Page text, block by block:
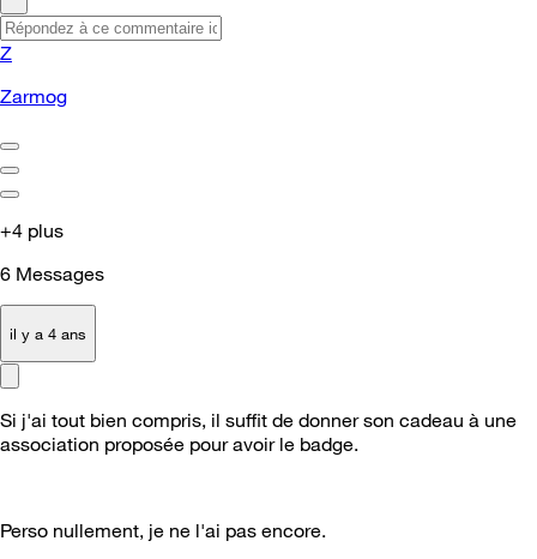
Z
Zarmog
+4 plus
6 Messages
il y a 4 ans
Si j'ai tout bien compris, il suffit de donner son cadeau à une
association proposée pour avoir le badge.
Perso nullement, je ne l'ai pas encore.